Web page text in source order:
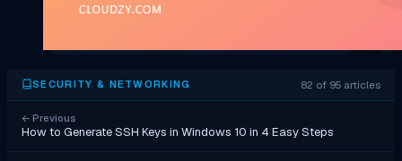
SECURITY & NETWORKING 82 of 95 articles
← Previous
How to Generate SSH Keys in Windows 10 in 4 Easy Steps